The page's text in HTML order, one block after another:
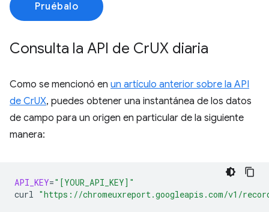
Pruébalo
Consulta la API de CrUX diaria
Como se mencionó en un artículo anterior sobre la API
de CrUX, puedes obtener una instantánea de los datos
de campo para un origen en particular de la siguiente
manera:
API_KEY="[YOUR_API_KEY]"
curl "https://chromeuxreport.googleapis.com/v1/